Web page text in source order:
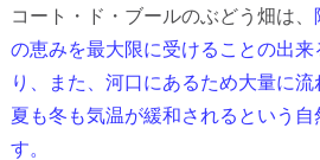
コート・ド・ブールのぶどう畑は、
の恵みを最大限に受けることの出
り、また、河口にあるため大量に
夏も冬も気温が緩和されるという自
す。